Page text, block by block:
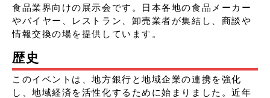
食品業界向けの展示会です。日本各地の食品メーカー
やバイヤー、レストラン、卸売業者が集結し、商談や
情報交換の場を提供しています。
歴史
このイベントは、地方銀行と地域企業の連携を強化
し、地域経済を活性化するために始まりました。近年